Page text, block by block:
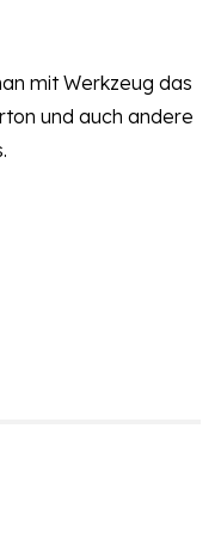
mit Werkzeug das
und auch andere